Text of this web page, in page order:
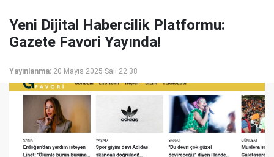
Yeni Dijital Habercilik Platformu:
Gazete Favori Yayında!
Yayınlanma: 20 Mayıs 2025 Salı 22:38